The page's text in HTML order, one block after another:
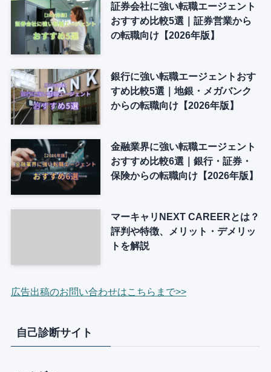
証券会社に強い転職エージェント
おすすめ比較5選｜証券営業から
の転職向け【2026年版】
銀行に強い転職エージェントおす
すめ比較5選｜地銀・メガバンク
からの転職向け【2026年版】
金融業界に強い転職エージェント
おすすめ比較6選｜銀行・証券・
保険からの転職向け【2026年版】
マーキャリNEXT CAREERとは？
評判や特徴、メリット・デメリッ
トを解説
広告出稿のお問い合わせはこちらまで>>
自己診断サイト